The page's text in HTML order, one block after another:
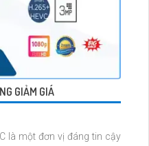
GIẢM GIÁ
là một đơn vị đáng tin cậy